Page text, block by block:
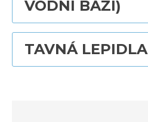
VODNÍ BÁZI)
TAVNÁ LEPIDLA